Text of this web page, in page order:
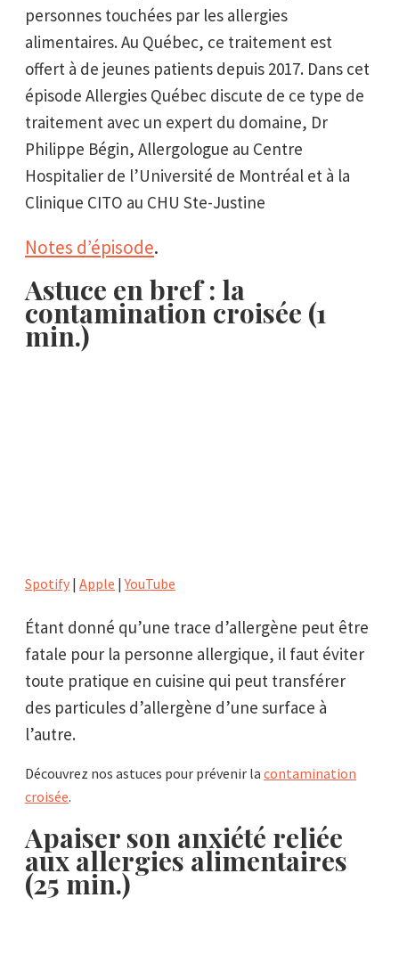
personnes touchées par les allergies
alimentaires. Au Québec, ce traitement est
offert à de jeunes patients depuis 2017. Dans cet
épisode Allergies Québec discute de ce type de
traitement avec un expert du domaine, Dr
Philippe Bégin, Allergologue au Centre
Hospitalier de l’Université de Montréal et à la
Clinique CITO au CHU Ste-Justine
Notes d’épisode.
Astuce en bref : la
contamination croisée (1
min.)
Spotify | Apple |YouTube
Étant donné qu’une trace d’allergène peut être
fatale pour la personne allergique, il faut éviter
toute pratique en cuisine qui peut transférer
des particules d’allergène d’une surface à
l’autre.
Découvrez nos astuces pour prévenir la contamination
croisée.
Apaiser son anxiété reliée
aux allergies alimentaires
(25 min.)